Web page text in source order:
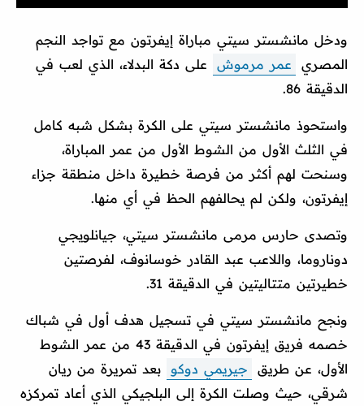
ودخل مانشستر سيتي مباراة إيفرتون مع تواجد النجم
المصري
عمر مرموش
على دكة البدلاء، الذي لعب في
الدقيقة 86.
واستحوذ مانشستر سيتي على الكرة بشكل شبه كامل
في الثلث الأول من الشوط الأول من عمر المباراة،
وسنحت لهم أكثر من فرصة خطيرة داخل منطقة جزاء
إيفرتون، ولكن لم يحالفهم الحظ في أي منها.
وتصدى حارس مرمى مانشستر سيتي، جيانلويجي
دوناروما، واللاعب عبد القادر خوسانوف، لفرصتين
خطيرتين متتاليتين في الدقيقة 31.
ونجح مانشستر سيتي في تسجيل هدف أول في شباك
خصمه فريق إيفرتون في الدقيقة 43 من عمر الشوط
الأول، عن طريق
جيريمي دوكو
بعد تمريرة من ريان
شرقي، حيث وصلت الكرة إلى البلجيكي الذي أعاد تمركزه